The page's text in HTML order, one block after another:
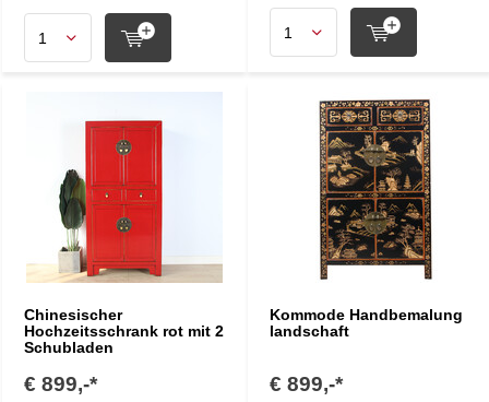
Chinesischer
Hochzeitsschrank rot mit 2
Schubladen
€ 899,-*
Kommode Handbemalung
landschaft
€ 899,-*